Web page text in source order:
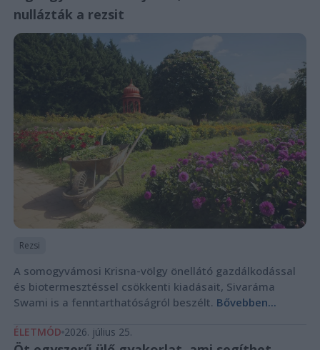
nullázták a rezsit
Rezsi
A somogyvámosi Krisna-völgy önellátó gazdálkodással
és biotermesztéssel csökkenti kiadásait, Sivaráma
Swami is a fenntarthatóságról beszélt. Bővebben...
ÉLETMÓD 2026. július 25.